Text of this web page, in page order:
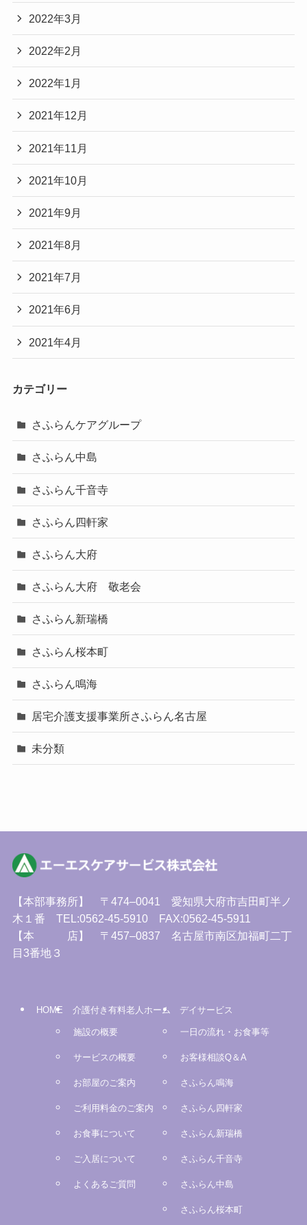
2022年3月
2022年2月
2022年1月
2021年12月
2021年11月
2021年10月
2021年9月
2021年8月
2021年7月
2021年6月
2021年4月
カテゴリー
さふらんケアグループ
さふらん中島
さふらん千音寺
さふらん四軒家
さふらん大府
さふらん大府 敬老会
さふらん新瑞橋
さふらん桜本町
さふらん鳴海
居宅介護支援事業所さふらん名古屋
未分類
【本部事務所】 〒474–0041 愛知県大府市吉田町半ノ
木１番 TEL:0562-45-5910 FAX:0562-45-5911
【本 店】 〒457–0837 名古屋市南区加福町二丁
目3番地３
HOME 介護付き有料老人ホーム
施設の概要
サービスの概要
お部屋のご案内
ご利用料金のご案内
お食事について
ご入居について
よくあるご質問
デイサービス
一日の流れ・お食事等
お客様相談Q＆A
さふらん鳴海
さふらん四軒家
さふらん新瑞橋
さふらん千音寺
さふらん中島
さふらん桜本町